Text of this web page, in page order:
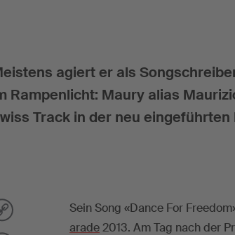
agiert er als
Rampenlicht: Maury alias
Track in der neu
Sein Song «Dance For
arade2013. Am Tag nach der